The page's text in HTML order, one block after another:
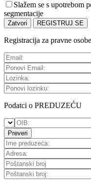
Slažem se s upotrebom
segmentacije
Zatvori REGISTRUJ SE
Registracija za pravne osobe
Podatci o PREDUZEĆU
Preveri